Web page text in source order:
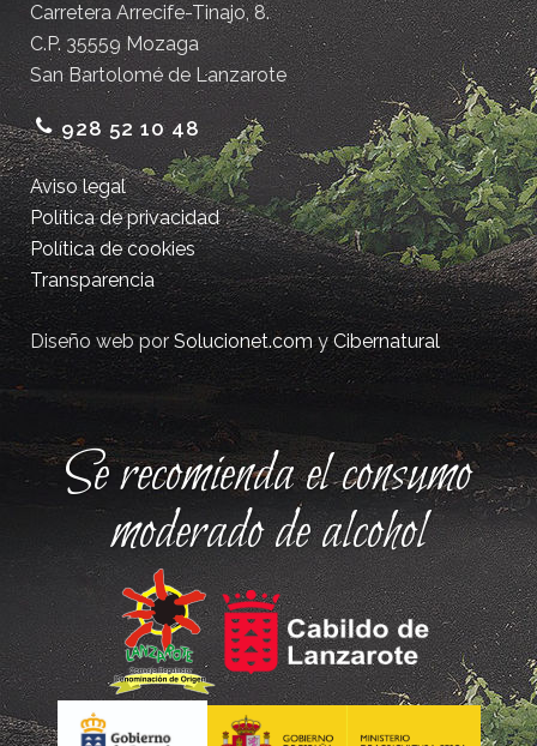
Carretera Arrecife-Tinajo, 8.
C.P. 35559 Mozaga
San Bartolomé de Lanzarote
928 52 10 48
Aviso legal
Política de privacidad
Política de cookies
Transparencia
Diseño web porSolucionet.comyCibernatural
Se recomienda el consumo
moderado de alcohol